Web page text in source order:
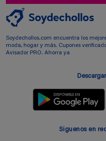
Soydechollos.com encuentra los
moda, hogar y más. Cupones
Avisador PRO. Ahorra ya
Siguenos en